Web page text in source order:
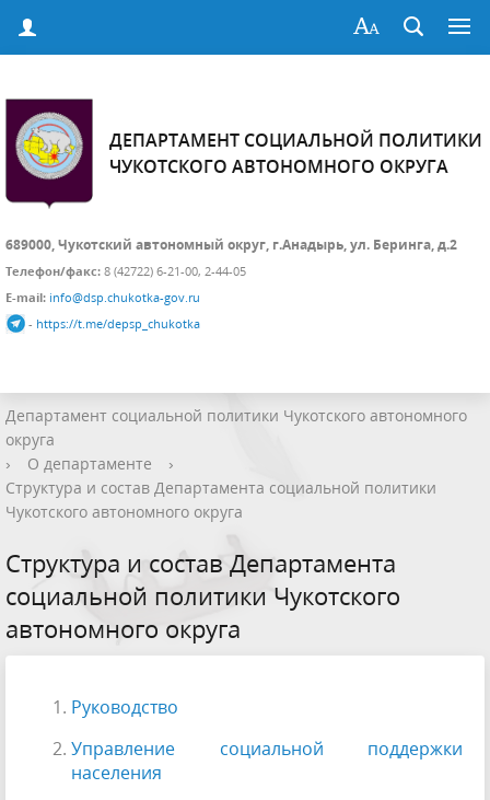
ДЕПАРТАМЕНТ СОЦИАЛЬНОЙ ПОЛИТИКИ
ЧУКОТСКОГО АВТОНОМНОГО ОКРУГА
689000, Чукотский автономный округ, г.Анадырь, ул. Беринга, д.2
Телефон/факс: 8 (42722) 6-21-00, 2-44-05
E-mail: info@dsp.chukotka-gov.ru
- https://t.me/depsp_chukotka
Департамент социальной политики Чукотского автономного
округа
›
О департаменте
›
Структура и состав Департамента социальной политики
Чукотского автономного округа
Структура и состав Департамента
социальной политики Чукотского
автономного округа
Руководство
Управление социальной поддержки
населения